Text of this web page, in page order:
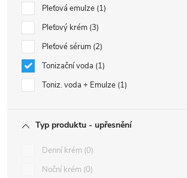
Pleťová emulze 1
Pleťový krém 3
Pleťové sérum 2
Tonizační voda 1
Toniz. voda + Emulze 1
Typ produktu - upřesnění
Denní krém 0
Noční krém 0